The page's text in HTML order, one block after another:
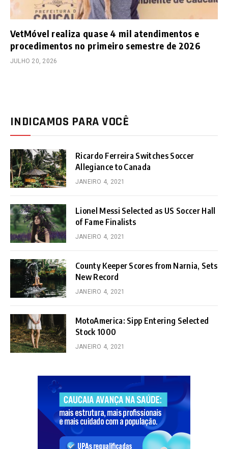
VetMóvel realiza quase 4 mil atendimentos e
procedimentos no primeiro semestre de 2026
JULHO 20, 2026
INDICAMOS PARA VOCÊ
Ricardo Ferreira Switches Soccer
Allegiance to Canada
JANEIRO 4, 2021
Lionel Messi Selected as US Soccer Hall
of Fame Finalists
JANEIRO 4, 2021
County Keeper Scores from Narnia, Sets
New Record
JANEIRO 4, 2021
MotoAmerica: Sipp Entering Selected
Stock 1000
JANEIRO 4, 2021